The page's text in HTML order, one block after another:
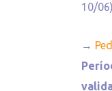
10/06)
→